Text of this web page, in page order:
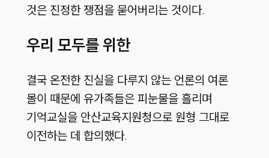
것은 진정한 쟁점을 묻어버리는 것이다.
우리 모두를 위한
결국 온전한 진실을 다루지 않는 언론의 여론
몰이 때문에 유가족들은 피눈물을 흘리며
기억교실을 안산교육지원청으로 원형 그대로
이전하는 데 합의했다.